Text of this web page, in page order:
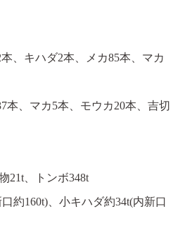
、キハダ2本、メカ85本、マカ
本、マカ5本、モウカ20本、吉切
21t、トンボ348t
約160t)、小キハダ約34t(内新口